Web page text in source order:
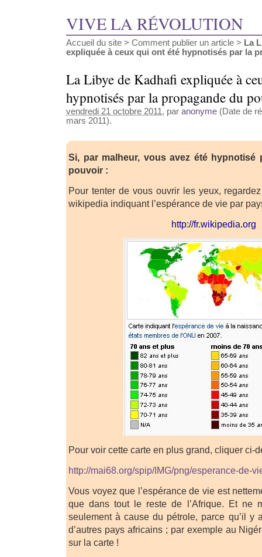
VIVE LA RÉVOLUTION
Accueil du site > Comment publier un article > La
expliquée à ceux qui ont été hypnotisés par la
La Libye de Kadhafi expliquée à
hypnotisés par la propagande du
vendredi 21 octobre 2011 , par anonyme (Date de
mars 2011).
Si, par malheur, vous avez été hypnotisé
pouvoir :
Pour tenter de vous ouvrir les yeux,
wikipedia indiquant l’espérance de vie par
http://fr.wikipedia.org
Pour voir cette carte en plus grand, cliquer ci-
http://mai68.org/spip/IMG/png/esperance-de-
Vous voyez que l’espérance de vie est
que dans tout le reste de l’Afrique. Et ne
seulement à cause du pétrole, parce qu’il y
d’autres pays africains ; par exemple au
sur la carte !